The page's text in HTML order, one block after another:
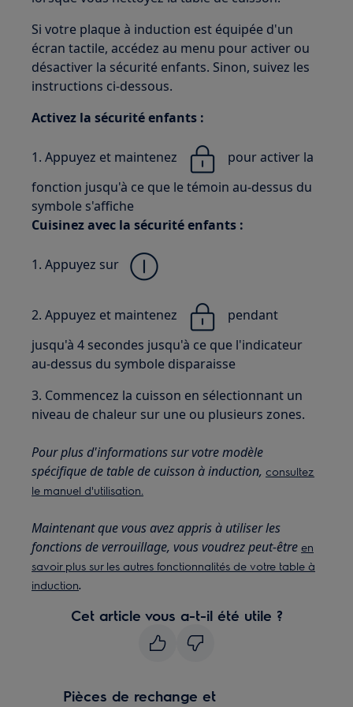
Si votre plaque à induction est équipée d'un
écran tactile, accédez au menu pour activer ou
désactiver la sécurité enfants. Sinon, suivez les
instructions ci-dessous.
Activez la sécurité enfants :
1. Appuyez et maintenez
pour activer la
fonction jusqu'à ce que le témoin au-dessus du
symbole s'affiche
Cuisinez avec la sécurité enfants :
1. Appuyez sur
2. Appuyez et maintenez
pendant
jusqu'à 4 secondes jusqu'à ce que l'indicateur
au-dessus du symbole disparaisse
3. Commencez la cuisson en sélectionnant un
niveau de chaleur sur une ou plusieurs zones.
Pour plus d'informations sur votre modèle
spécifique de table de cuisson à induction,consultez
le manuel d'utilisation.
Maintenant que vous avez appris à utiliser les
fonctions de verrouillage, vous voudrez peut-êtreen
savoir plus sur les autres fonctionnalités de votre table à
induction.
Cet article vous a-t-il été utile ?
Pièces de rechange et